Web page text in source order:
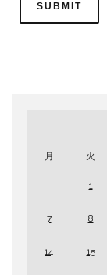
月 火
1
7 8
14 15